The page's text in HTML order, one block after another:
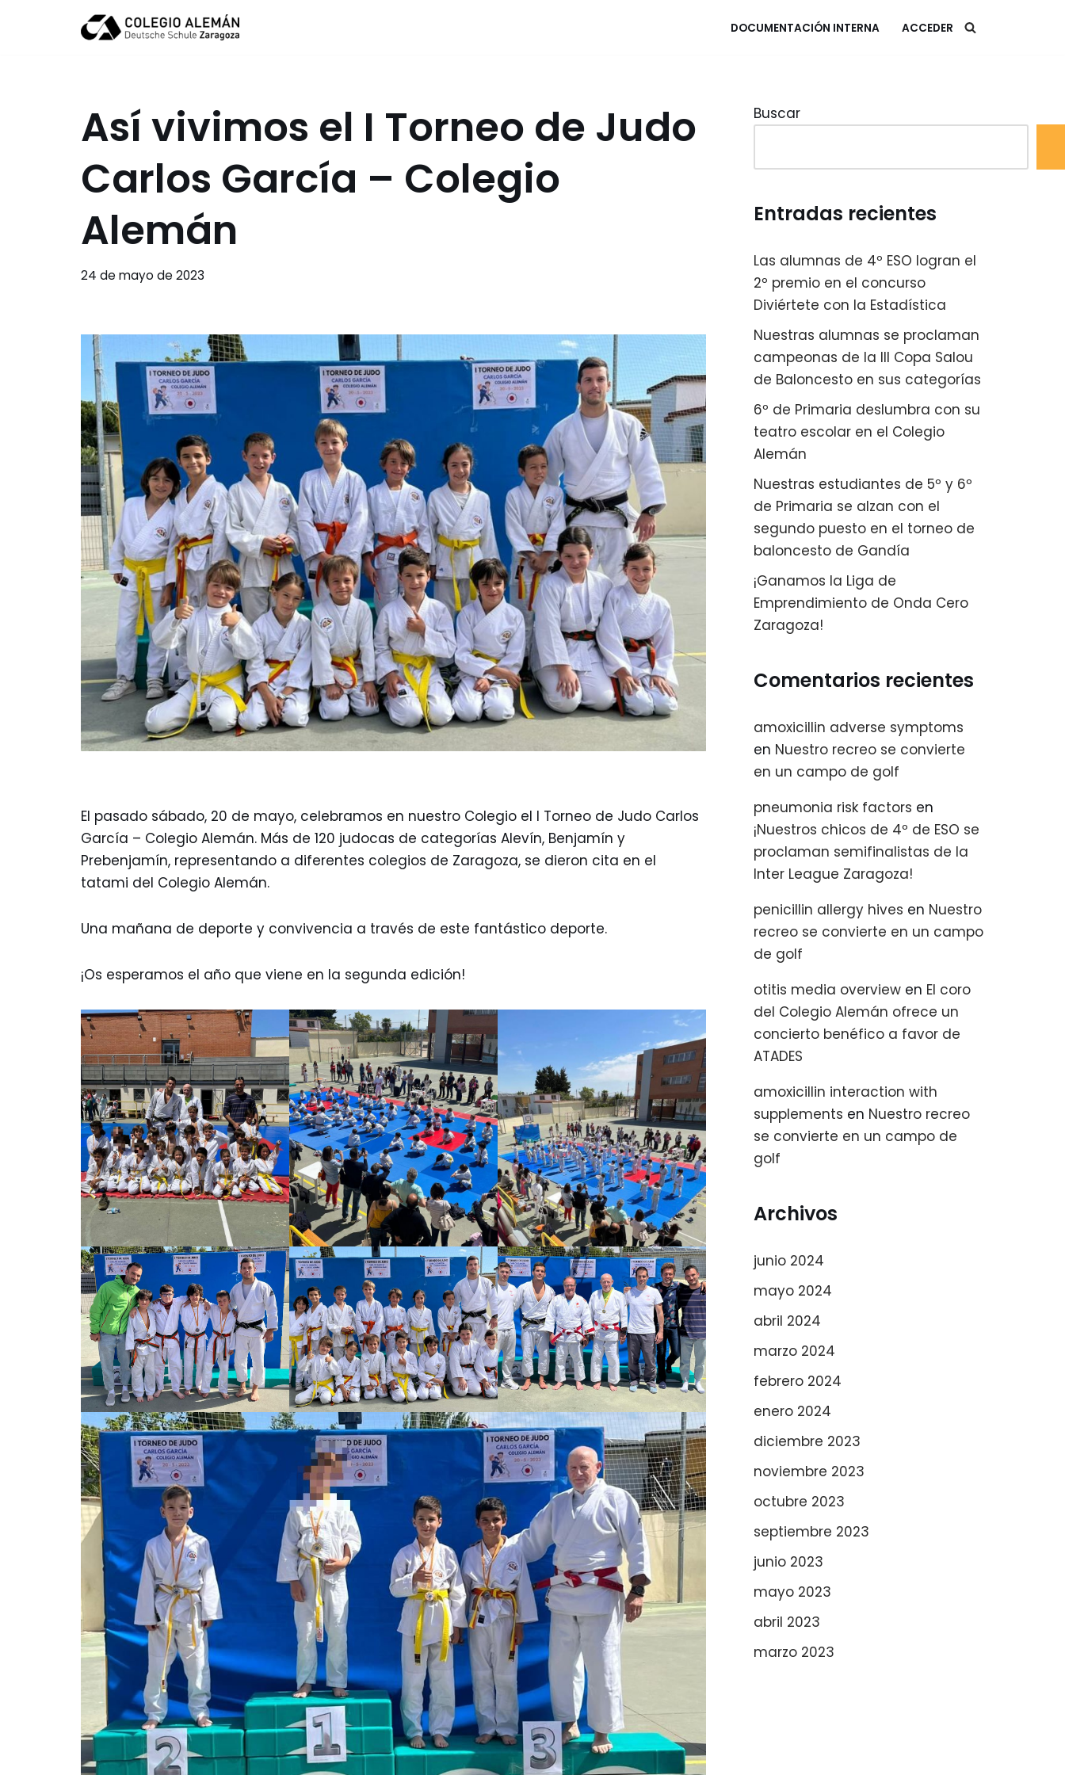
DOCUMENTACIÓN INTERNA ACCEDER
Así vivimos el I Torneo de Judo
Carlos García – Colegio
Alemán
24 de mayo de 2023
El pasado sábado, 20 de mayo, celebramos en nuestro Colegio el I Torneo de Judo Carlos
García – Colegio Alemán. Más de 120 judocas de categorías Alevín, Benjamín y
Prebenjamín, representando a diferentes colegios de Zaragoza, se dieron cita en el
tatami del Colegio Alemán.
Una mañana de deporte y convivencia a través de este fantástico deporte.
¡Os esperamos el año que viene en la segunda edición!
Buscar
Entradas recientes
Las alumnas de 4º ESO logran el
2º premio en el concurso
Diviértete con la Estadística
Nuestras alumnas se proclaman
campeonas de la III Copa Salou
de Baloncesto en sus categorías
6º de Primaria deslumbra con su
teatro escolar en el Colegio
Alemán
Nuestras estudiantes de 5º y 6º
de Primaria se alzan con el
segundo puesto en el torneo de
baloncesto de Gandía
¡Ganamos la Liga de
Emprendimiento de Onda Cero
Zaragoza!
Comentarios recientes
amoxicillin adverse symptoms
en Nuestro recreo se convierte
en un campo de golf
pneumonia risk factors en
¡Nuestros chicos de 4º de ESO se
proclaman semifinalistas de la
Inter League Zaragoza!
penicillin allergy hives en Nuestro
recreo se convierte en un campo
de golf
otitis media overview en El coro
del Colegio Alemán ofrece un
concierto benéfico a favor de
ATADES
amoxicillin interaction with
supplements en Nuestro recreo
se convierte en un campo de
golf
Archivos
junio 2024
mayo 2024
abril 2024
marzo 2024
febrero 2024
enero 2024
diciembre 2023
noviembre 2023
octubre 2023
septiembre 2023
junio 2023
mayo 2023
abril 2023
marzo 2023